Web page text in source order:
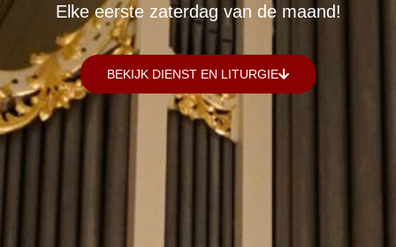
Elke eerste zaterdag van de maand!
BEKIJK DIENST EN LITURGIE